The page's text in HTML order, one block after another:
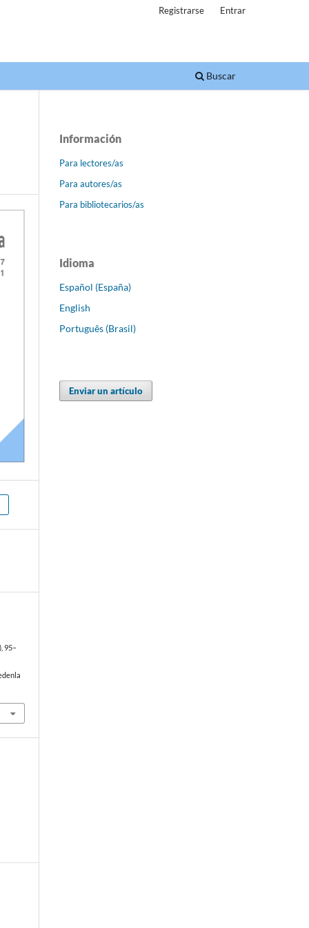
Buscar
Registrarse Entrar
95–
Información
Para lectores/as
Para autores/as
Para bibliotecarios/as
Idioma
Español (España)
English
Português (Brasil)
Enviar un artículo